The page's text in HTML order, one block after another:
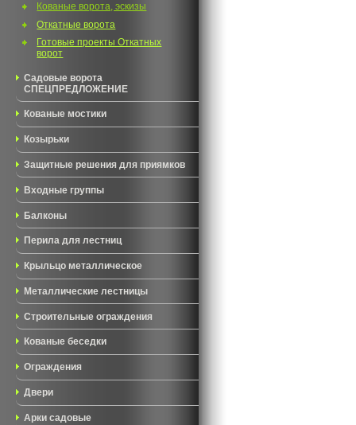
Кованые ворота, эскизы
Откатные ворота
Готовые проекты Откатных
ворот
Садовые ворота
СПЕЦПРЕДЛОЖЕНИЕ
Кованые мостики
Козырьки
Защитные решения для приямков
Входные группы
Балконы
Перила для лестниц
Крыльцо металлическое
Металлические лестницы
Строительные ограждения
Кованые беседки
Ограждения
Двери
Арки садовые